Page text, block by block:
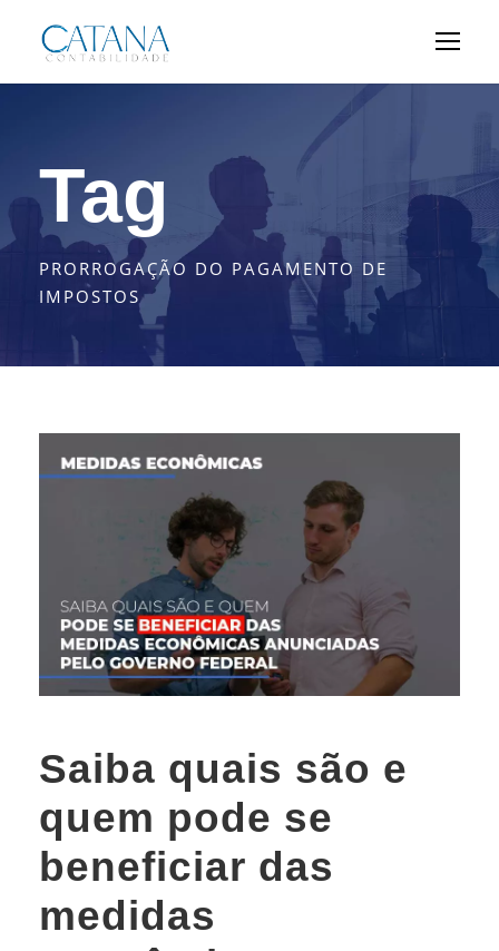
Tag
PRORROGAÇÃO DO PAGAMENTO DE
IMPOSTOS
Saiba quais são e
quem pode se
beneficiar das
medidas